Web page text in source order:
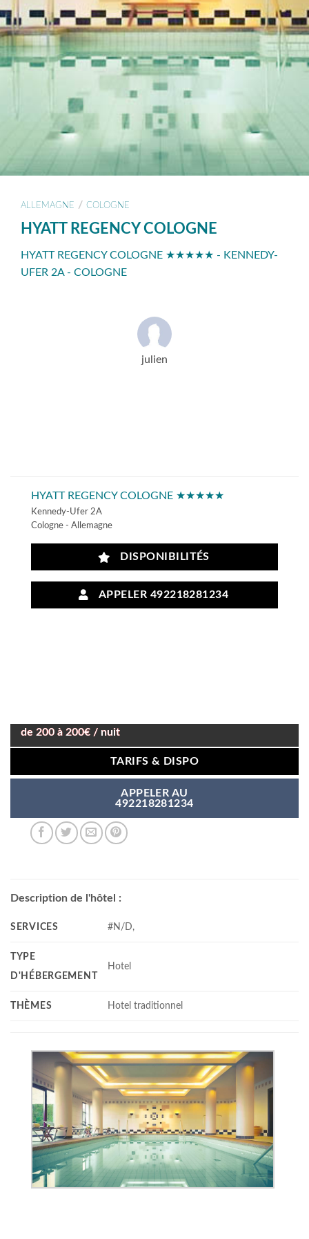
ALLEMAGNE / COLOGNE
HYATT REGENCY COLOGNE
HYATT REGENCY COLOGNE ★★★★★ - KENNEDY-
UFER 2A - COLOGNE
julien
HYATT REGENCY COLOGNE ★★★★★
Kennedy-Ufer 2A
Cologne - Allemagne
DISPONIBILITÉS
APPELER 492218281234
de 200 à 200€ / nuit
TARIFS & DISPO
APPELER AU
492218281234
Description de l'hôtel :
SERVICES #N/D,
TYPE
D'HÉBERGEMENT
Hotel
THÈMES Hotel traditionnel